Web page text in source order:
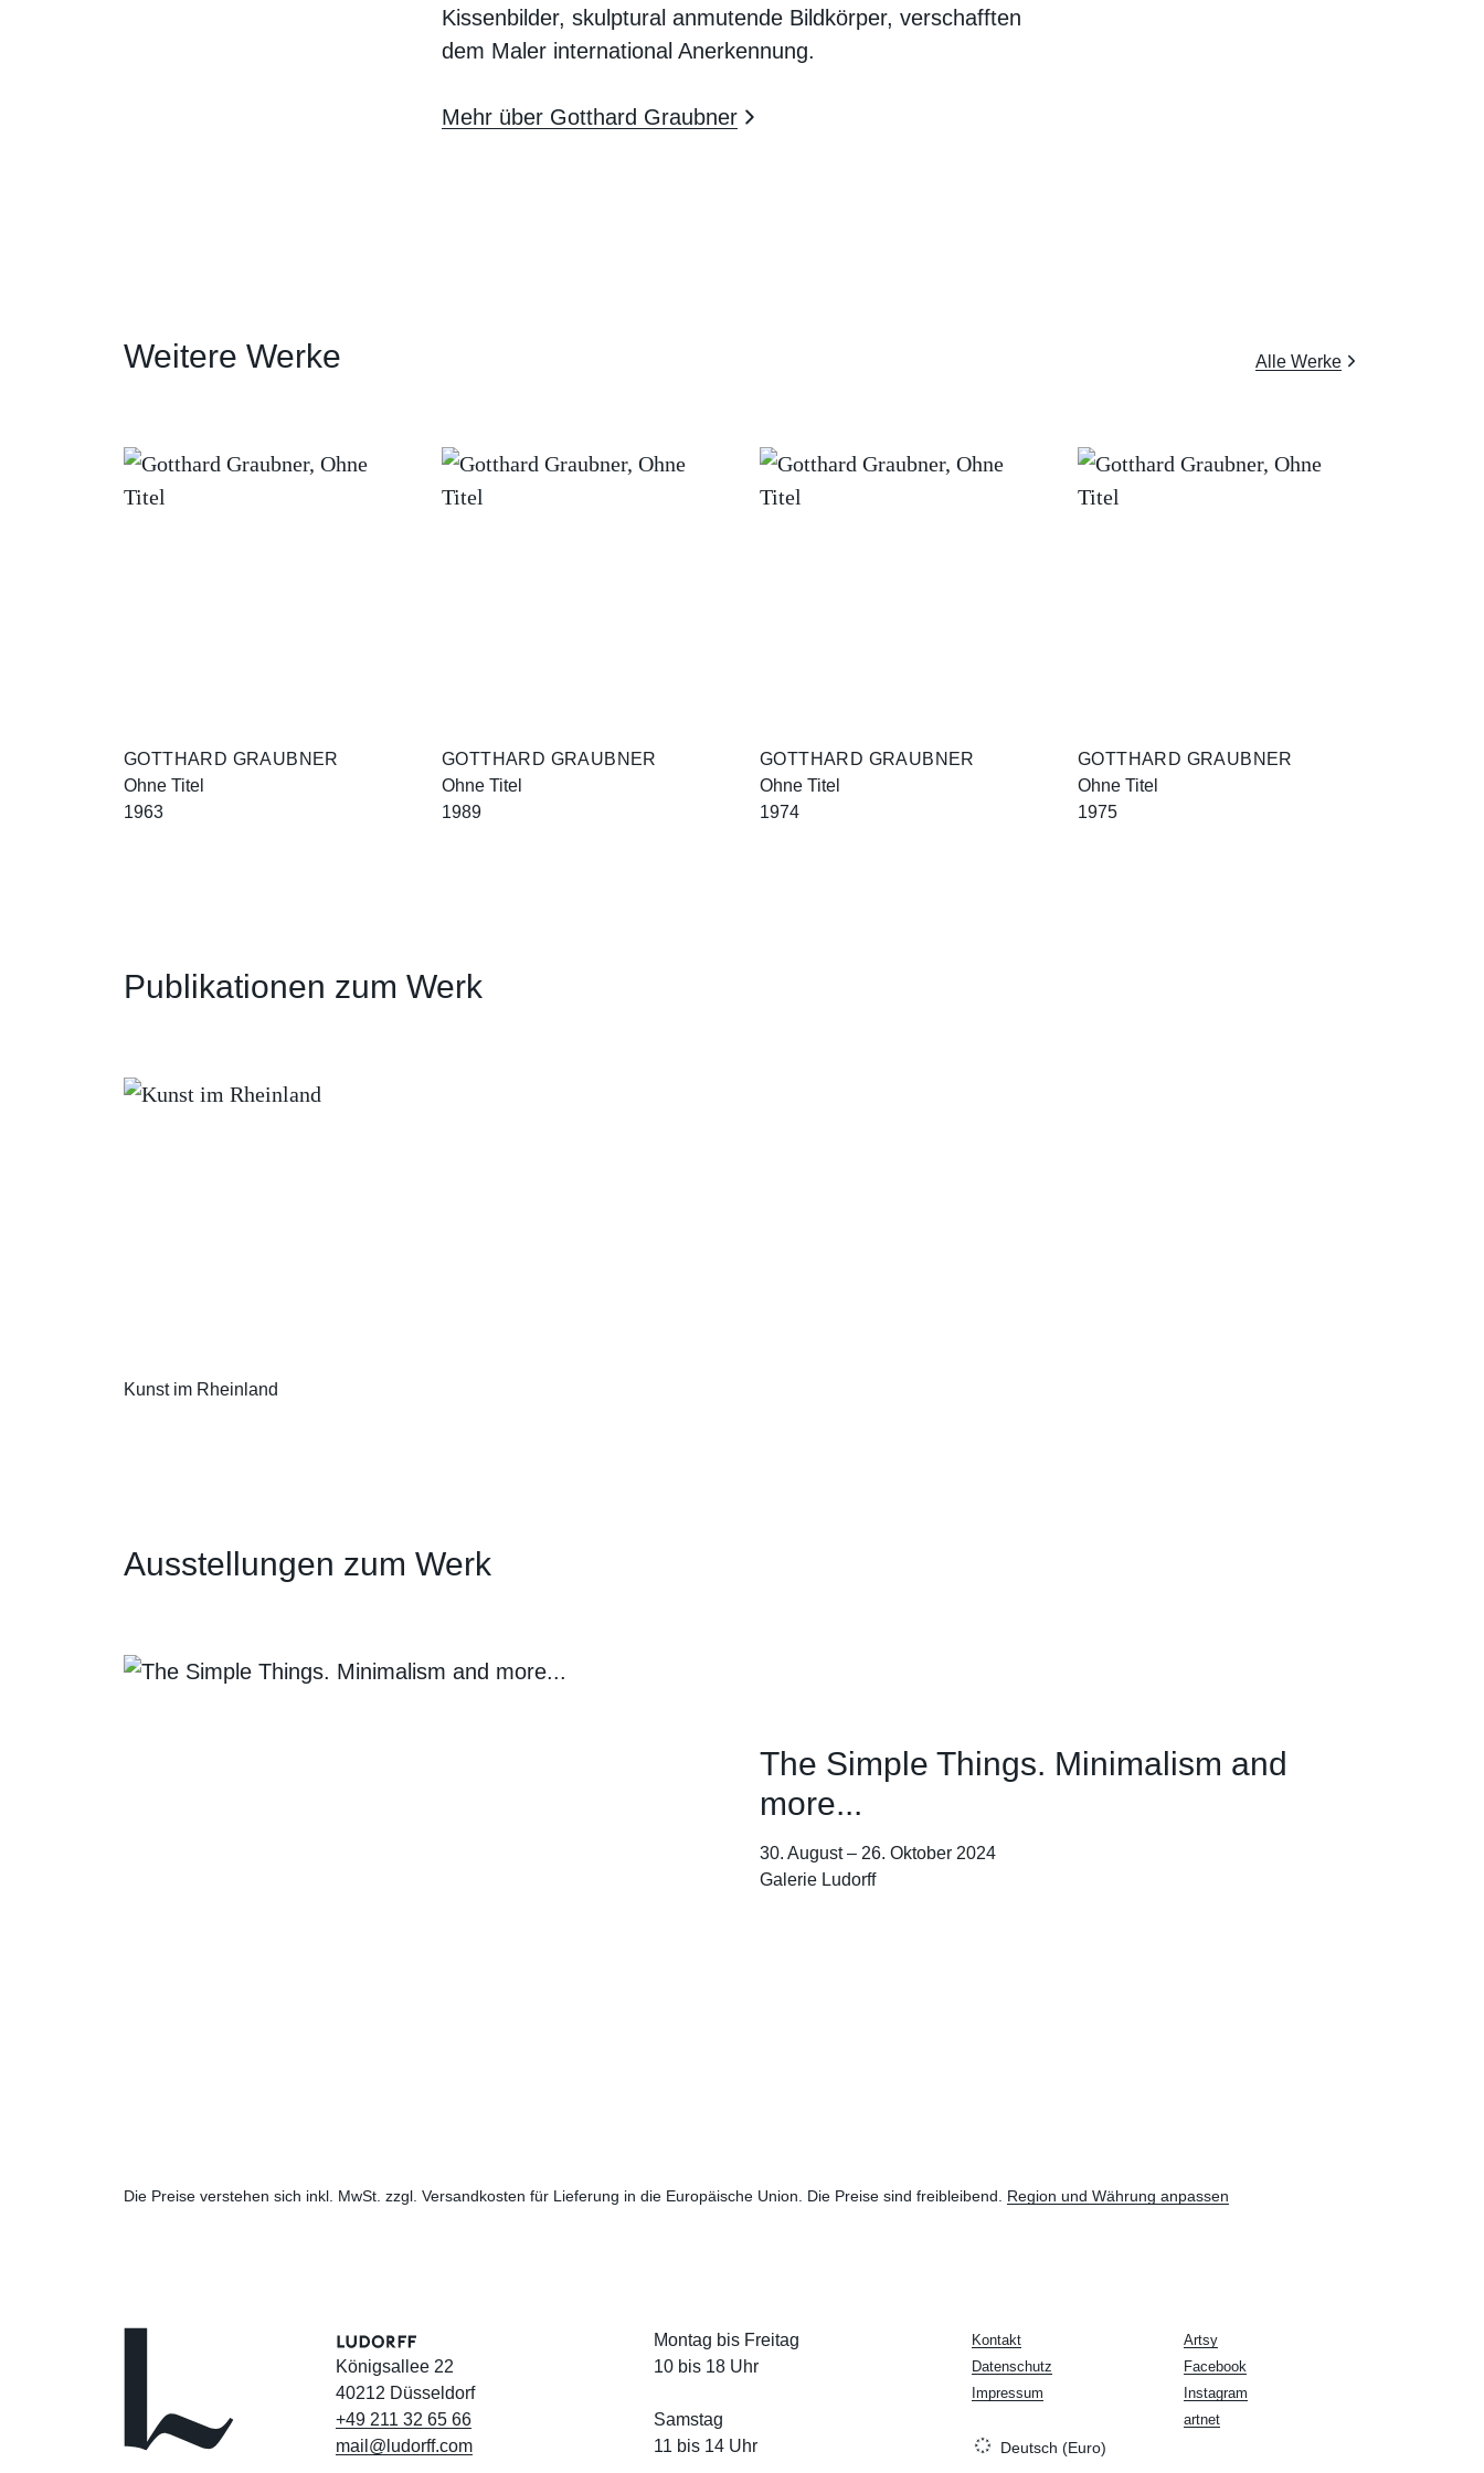
Kissenbilder, skulptural anmutende Bildkörper, verschafften
dem Maler international Anerkennung.
Mehr über Gotthard Graubner
Weitere Werke Alle Werke
GOTTHARD GRAUBNER
Ohne Titel
1963
GOTTHARD GRAUBNER
Ohne Titel
1989
GOTTHARD GRAUBNER
Ohne Titel
1974
GOTTHARD GRAUBNER
Ohne Titel
1975
Publikationen zum Werk
Kunst im Rheinland
Ausstellungen zum Werk
The Simple Things. Minimalism and
more...
30. August– 26. Oktober 2024
Galerie Ludorff
Die Preise verstehen sich inkl. MwSt. zzgl. Versandkosten für Lieferung in die Europäische Union. Die Preise sind freibleibend. Region und Währung anpassen
Königsallee 22
40212 Düsseldorf
+49 211 32 65 66
mail@ludorff.com
Montag bis Freitag
10 bis 18 Uhr
Samstag
11 bis 14 Uhr
Artsy
Facebook
Instagram
artnet
Kontakt
Datenschutz
Impressum
Deutsch (Euro)